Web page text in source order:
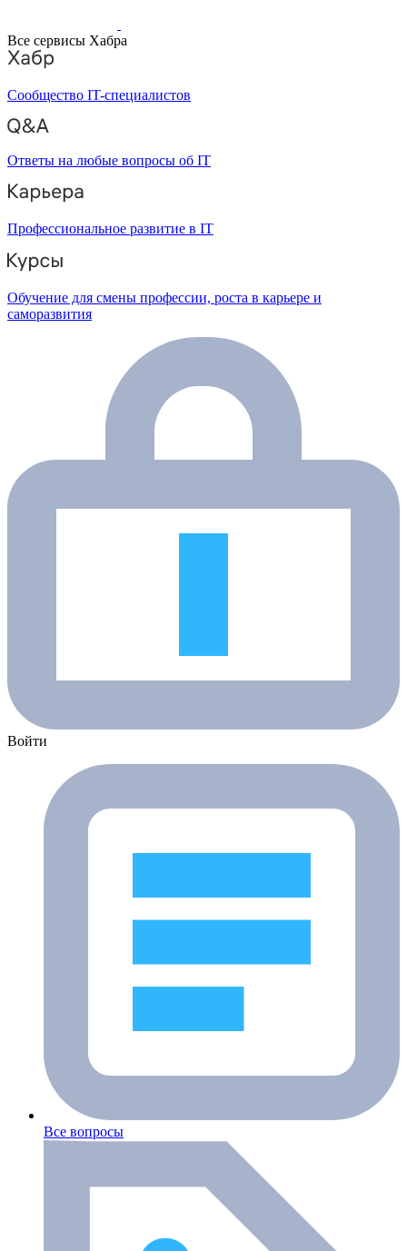
Все сервисы Хабра
Сообщество IT-специалистов
Ответы на любые вопросы об IT
Профессиональное развитие в IT
Обучение для смены профессии, роста в карьере и
саморазвития
Войти
Все вопросы